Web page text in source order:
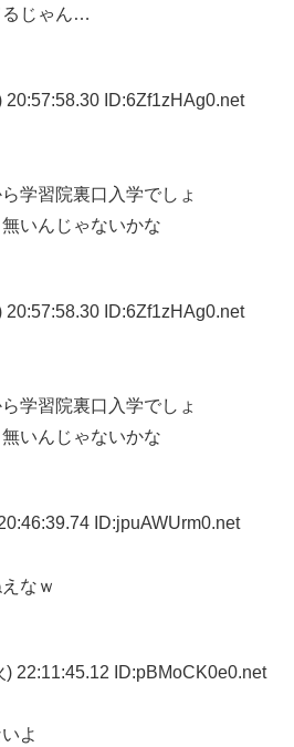
るじゃん…
20:57:58.30 ID:6Zf1zHAg0.net
学習院裏口入学でしょ
いんじゃないかな
20:57:58.30 ID:6Zf1zHAg0.net
学習院裏口入学でしょ
いんじゃないかな
ID:jpuAWUrm0.net
なｗ
) 22:11:45.12 ID:pBMoCK0e0.net
よ